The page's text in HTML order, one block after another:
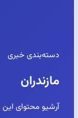
دسته‌بندی خبری
مازندران
آرشیو محتوای